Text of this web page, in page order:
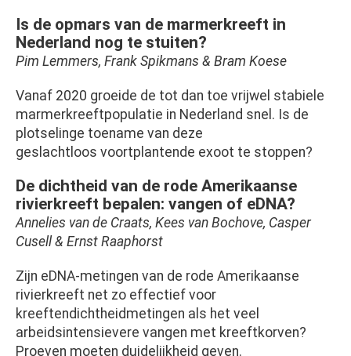
Is de opmars van de marmerkreeft in
Nederland nog te stuiten?
Pim Lemmers, Frank Spikmans & Bram Koese
Vanaf 2020 groeide de tot dan toe vrijwel stabiele
marmerkreeftpopulatie in Nederland snel. Is de
plotselinge toename van deze
geslachtloos voortplantende exoot te stoppen?
De dichtheid van de rode Amerikaanse
rivierkreeft bepalen: vangen of eDNA?
Annelies van de Craats, Kees van Bochove, Casper
Cusell & Ernst Raaphorst
Zijn eDNA-metingen van de rode Amerikaanse
rivierkreeft net zo effectief voor
kreeftendichtheidmetingen als het veel
arbeidsintensievere vangen met kreeftkorven?
Proeven moeten duidelijkheid geven.